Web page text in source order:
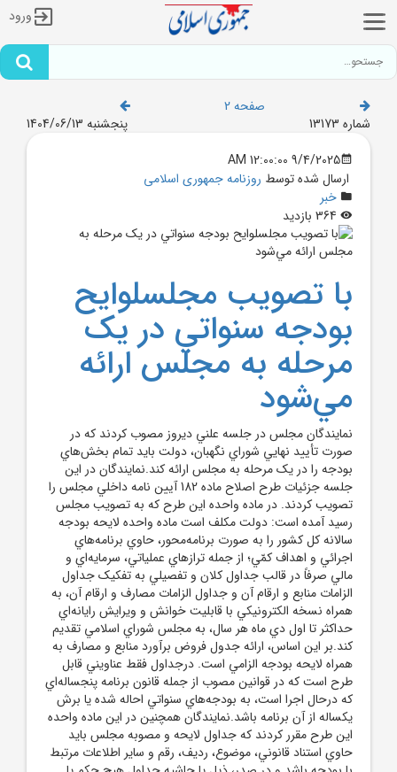
ورود
صفحه 2
شماره 13173
پنجشنبه 1404/06/13
9/4/2025 12:00:00 AM
ارسال شده توسط روزنامه جمهوری اسلامی
خبر
با تصويب مجلسلوايح
بودجه سنواتي در يک
مرحله به مجلس ارائه
مي‌شود
نمايندگان مجلس در جلسه علني ديروز مصوب کردند که در
صورت تأييد نهايي شوراي نگهبان، دولت بايد تمام بخش‌هاي
بودجه را در يک مرحله به مجلس ارائه کند.نمايندگان در اين
جلسه جزئيات طرح اصلاح ماده 182 آيين نامه داخلي مجلس را
تصويب کردند. در ماده واحده اين طرح که به تصويب مجلس
رسيد آمده است: دولت مکلف است ماده واحده لايحه بودجه
سالانه کل کشور را به صورت برنامه‌محور، حاوي برنامه‌هاي
اجرائي و اهداف کمّي؛ از جمله ترازهاي عملياتي، سرمايه‌اي و
مالي صرفاً در قالب جداول کلان و تفصيلي به تفکيک جداول
الزامات منابع و ارقام آن و جداول الزامات مصارف و ارقام آن، به
همراه نسخه الکترونيکي با قابليت خوانش و ويرايش رايانه‌اي
حداکثر تا اول دي ماه هر سال، به مجلس شوراي اسلامي تقديم
کند.بر اين اساس، ارائه جدول فروض برآورد منابع و مصارف به
همراه لايحه بودجه الزامي است. درجداول فقط عناويني قابل
طرح است که در قوانين مصوب از جمله قانون برنامه پنجساله‌اي
که درحال اجرا است، به بودجه‌هاي سنواتي احاله شده يا برش
يکساله از آن برنامه باشد.نمايندگان همچنين در اين ماده واحده
اين طرح مقرر کردند که جداول لايحه و مصوبه مجلس بايد
حاوي استناد قانوني، موضوع، رديف، رقم و ساير اطلاعات مرتبط